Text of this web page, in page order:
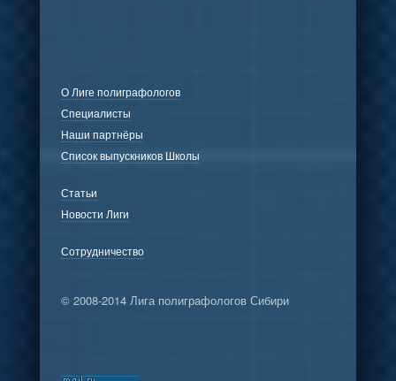
О Лиге полиграфологов
Специалисты
Наши партнёры
Список выпускников Школы
Статьи
Новости Лиги
Сотрудничество
© 2008-2014 Лига полиграфологов Сибири